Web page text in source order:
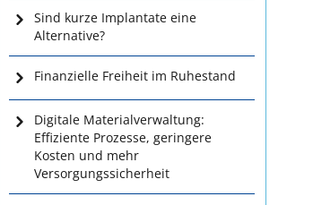
Sind kurze Implantate eine
Alternative?
Finanzielle Freiheit im Ruhestand
Digitale Materialverwaltung:
Effiziente Prozesse, geringere
Kosten und mehr
Versorgungssicherheit